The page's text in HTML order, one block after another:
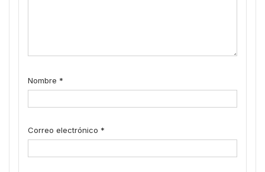
Nombre *
Correo electrónico *